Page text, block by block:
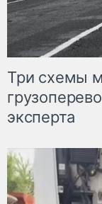
Три схемы
эксперта